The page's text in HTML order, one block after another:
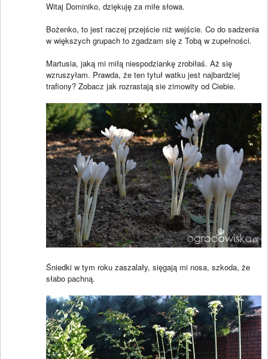
Witaj Dominiko, dziękuję za miłe słowa.
Bożenko, to jest raczej przejście niż wejście. Co do sadzenia
w większych grupach to zgadzam się z Tobą w zupełności.
Martusia, jaką mi miłą niespodziankę zrobiłaś. Aż się
wzruszyłam. Prawda, że ten tytuł watku jest najbardziej
trafiony? Zobacz jak rozrastają sie zimowity od Ciebie.
Śniedki w tym roku zaszalały, sięgają mi nosa, szkoda, że
słabo pachną.